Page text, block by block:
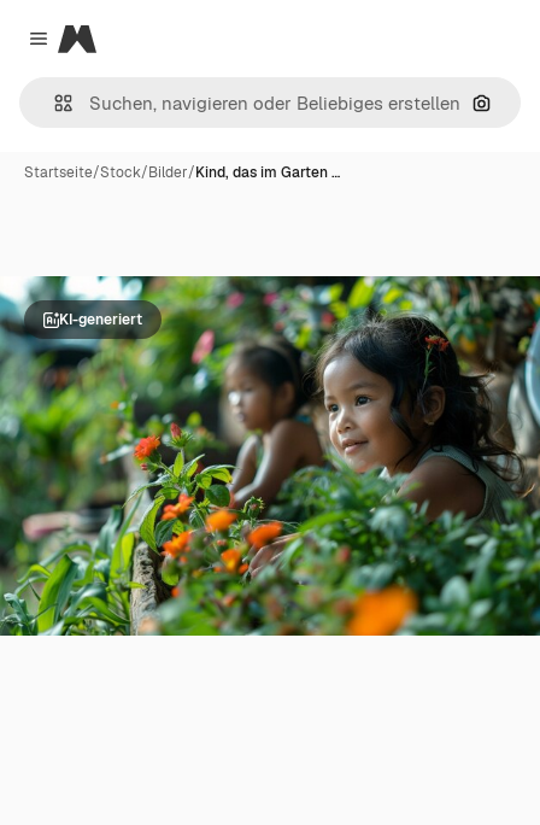
Close menu
Magnific
Nach
Startseite/Stock/Bilder/Kind, das im Garten …
KI-generiert